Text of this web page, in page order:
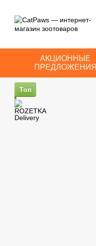
АКЦИОННЫЕ
ПРЕДЛОЖЕНИЯ
Топ